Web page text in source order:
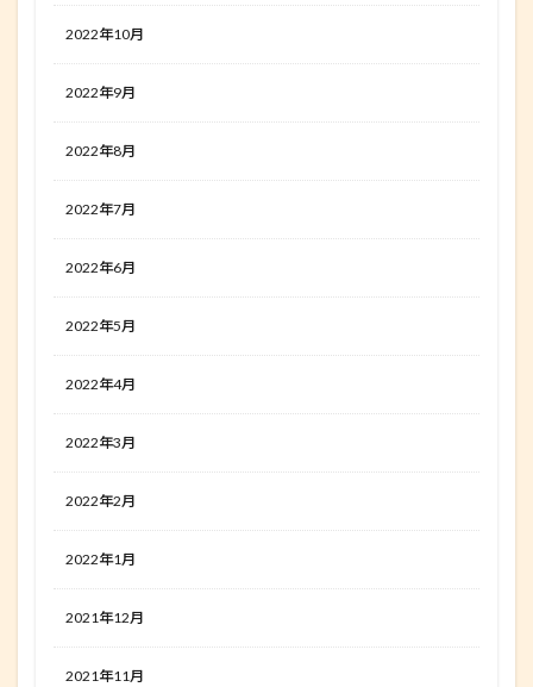
2022年10月
2022年9月
2022年8月
2022年7月
2022年6月
2022年5月
2022年4月
2022年3月
2022年2月
2022年1月
2021年12月
2021年11月